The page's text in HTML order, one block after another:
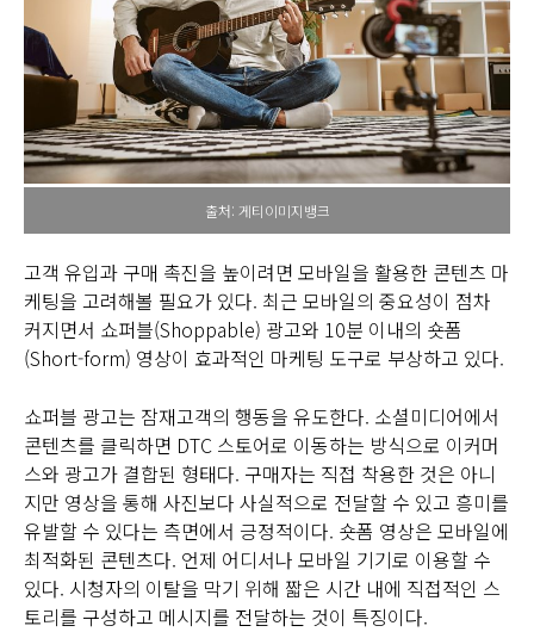
출처: 게티이미지뱅크
고객 유입과 구매 촉진을 높이려면 모바일을 활용한 콘텐츠 마
케팅을 고려해볼 필요가 있다. 최근 모바일의 중요성이 점차
커지면서 쇼퍼블(Shoppable) 광고와 10분 이내의 숏폼
(Short-form) 영상이 효과적인 마케팅 도구로 부상하고 있다.
쇼퍼블 광고는 잠재고객의 행동을 유도한다. 소셜미디어에서
콘텐츠를 클릭하면 DTC 스토어로 이동하는 방식으로 이커머
스와 광고가 결합된 형태다. 구매자는 직접 착용한 것은 아니
지만 영상을 통해 사진보다 사실적으로 전달할 수 있고 흥미를
유발할 수 있다는 측면에서 긍정적이다. 숏폼 영상은 모바일에
최적화된 콘텐츠다. 언제 어디서나 모바일 기기로 이용할 수
있다. 시청자의 이탈을 막기 위해 짧은 시간 내에 직접적인 스
토리를 구성하고 메시지를 전달하는 것이 특징이다.